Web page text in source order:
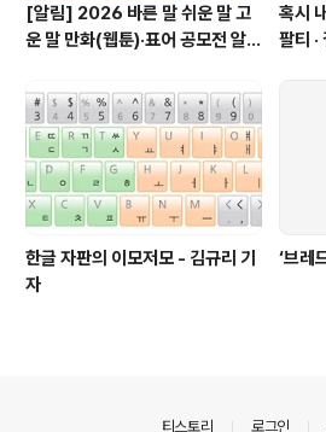
[알림] 2026 바른 말 쉬운 말 고
운 말 만화(웹툰)·표어 공모전 알림
혹시
팔티 ·
한글 자판의 이모저모 - 김규리 기
자
‘브레
티스토리 로그인